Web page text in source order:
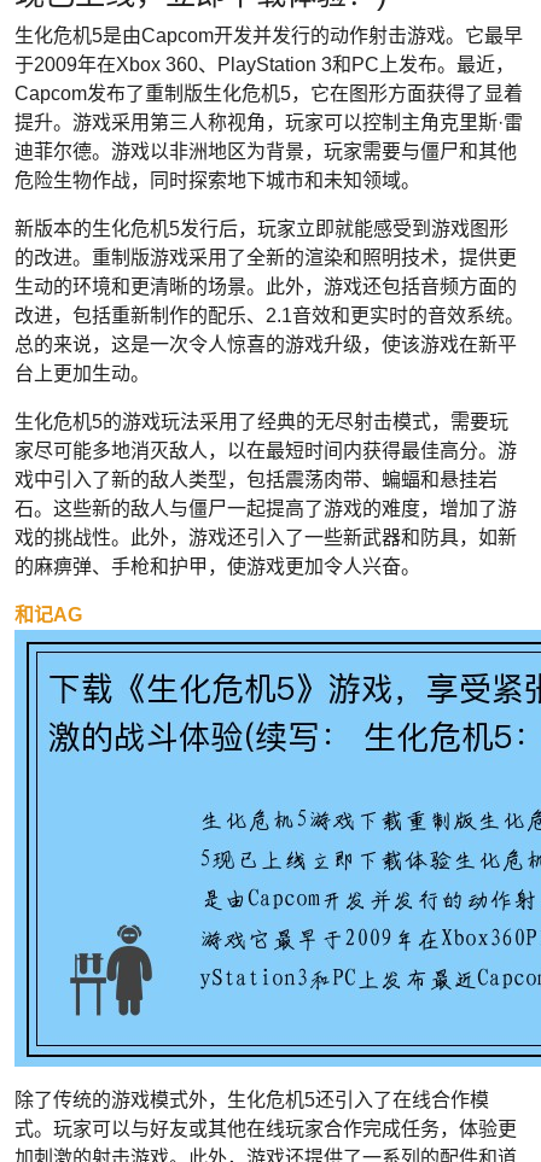
生化危机5是由Capcom开发并发行的动作射击游戏。它最早
于2009年在Xbox 360、PlayStation 3和PC上发布。最近，
Capcom发布了重制版生化危机5，它在图形方面获得了显着
提升。游戏采用第三人称视角，玩家可以控制主角克里斯·雷
迪菲尔德。游戏以非洲地区为背景，玩家需要与僵尸和其他
危险生物作战，同时探索地下城市和未知领域。
新版本的生化危机5发行后，玩家立即就能感受到游戏图形
的改进。重制版游戏采用了全新的渲染和照明技术，提供更
生动的环境和更清晰的场景。此外，游戏还包括音频方面的
改进，包括重新制作的配乐、2.1音效和更实时的音效系统。
总的来说，这是一次令人惊喜的游戏升级，使该游戏在新平
台上更加生动。
生化危机5的游戏玩法采用了经典的无尽射击模式，需要玩
家尽可能多地消灭敌人，以在最短时间内获得最佳高分。游
戏中引入了新的敌人类型，包括震荡肉带、蝙蝠和悬挂岩
石。这些新的敌人与僵尸一起提高了游戏的难度，增加了游
戏的挑战性。此外，游戏还引入了一些新武器和防具，如新
的麻痹弹、手枪和护甲，使游戏更加令人兴奋。
和记AG
除了传统的游戏模式外，生化危机5还引入了在线合作模
式。玩家可以与好友或其他在线玩家合作完成任务，体验更
加刺激的射击游戏。此外，游戏还提供了一系列的配件和道